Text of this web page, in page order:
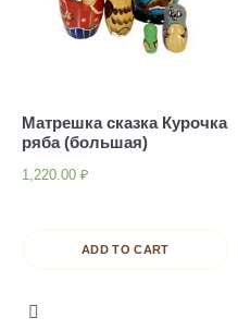
Матрешка сказка Курочка
ряба (большая)
1,220.00 ₽
ADD TO CART